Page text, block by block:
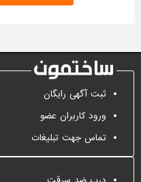
ثبت آگهی رایگان
ورود کاربران عضو
تماس جهت تبلیغات